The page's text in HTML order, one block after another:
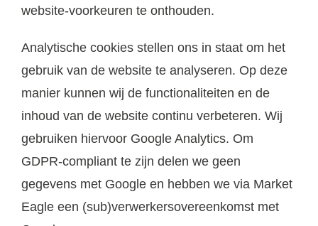
website-voorkeuren te onthouden.
Analytische cookies stellen ons in staat om het
gebruik van de website te analyseren. Op deze
manier kunnen wij de functionaliteiten en de
inhoud van de website continu verbeteren. Wij
gebruiken hiervoor Google Analytics. Om
GDPR-compliant te zijn delen we geen
gegevens met Google en hebben we via Market
Eagle een (sub)verwerkersovereenkomst met